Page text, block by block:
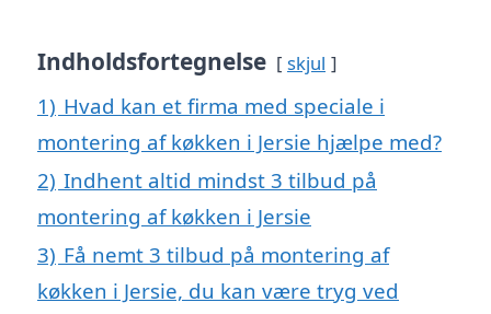
Indholdsfortegnelse skjul
1) Hvad kan et firma med speciale i
montering af køkken i Jersie hjælpe med?
2) Indhent altid mindst 3 tilbud på
montering af køkken i Jersie
3) Få nemt 3 tilbud på montering af
køkken i Jersie, du kan være tryg ved